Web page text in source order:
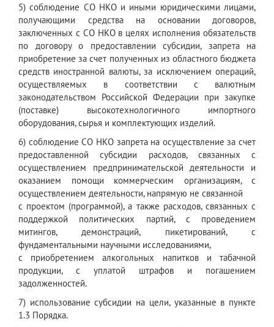
5) соблюдение СО НКО и иными юридическими лицами,
получающими средства на основании договоров,
заключенных с СО НКО в целях исполнения обязательств
по договору о предоставлении субсидии, запрета на
приобретение за счет полученных из областного бюджета
средств иностранной валюты, за исключением операций,
осуществляемых в соответствии с валютным
законодательством Российской Федерации при закупке
(поставке) высокотехнологичного импортного
оборудования, сырья и комплектующих изделий.
6) соблюдение СО НКО запрета на осуществление за счет
предоставленной субсидии расходов, связанных с
осуществлением предпринимательской деятельности и
оказанием помощи коммерческим организациям, с
осуществлением деятельности, напрямую не связанной
с проектом (программой), а также расходов, связанных с
поддержкой политических партий, с проведением
митингов, демонстраций, пикетирований, с
фундаментальными научными исследованиями,
с приобретением алкогольных напитков и табачной
продукции, с уплатой штрафов и погашением
задолженностей.
7) использование субсидии на цели, указанные в пункте
1.3 Порядка.